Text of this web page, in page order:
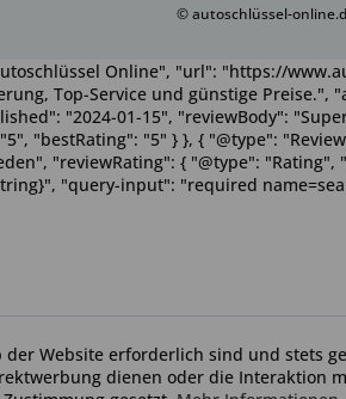
© autoschlüssel-
Website erforderlich sind und stets
dienen oder die Interaktion
Online", "url": "https://
Top-Service und günstige
"2024-01-15", "reviewBody":
"bestRating": "5" } }, { "@type":
"reviewRating": { "@type":
"query-input": "required